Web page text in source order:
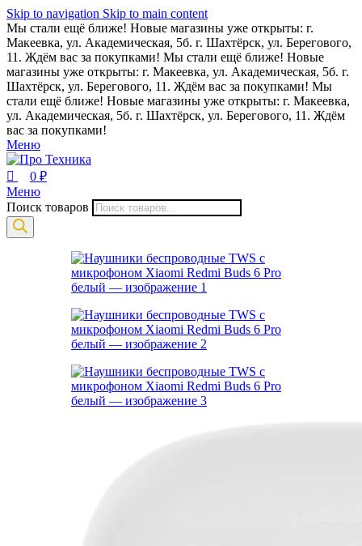
Skip to navigation Skip to main content
Мы стали ещё ближе! Новые магазины уже открыты: г.
Макеевка, ул. Академическая, 5б. г. Шахтёрск, ул. Берегового,
11. Ждём вас за покупками! Мы стали ещё ближе! Новые
магазины уже открыты: г. Макеевка, ул. Академическая, 5б. г.
Шахтёрск, ул. Берегового, 11. Ждём вас за покупками! Мы
стали ещё ближе! Новые магазины уже открыты: г. Макеевка,
ул. Академическая, 5б. г. Шахтёрск, ул. Берегового, 11. Ждём
вас за покупками!
Меню
0 ₽
Меню
Поиск товаров